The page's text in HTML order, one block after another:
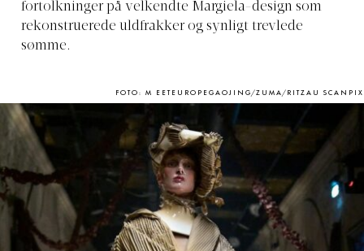
fortolkninger på velkendte Margiela-design som
rekonstruerede uldfrakker og synligt trevlede
sømme.
FOTO: M EETEUROPEGAOJING/ZUMA/RITZAU SCANPIX